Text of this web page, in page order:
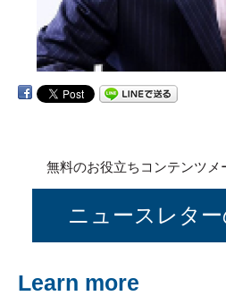
無料のお役立ちコンテンツメ
ニュースレタ
Learn more